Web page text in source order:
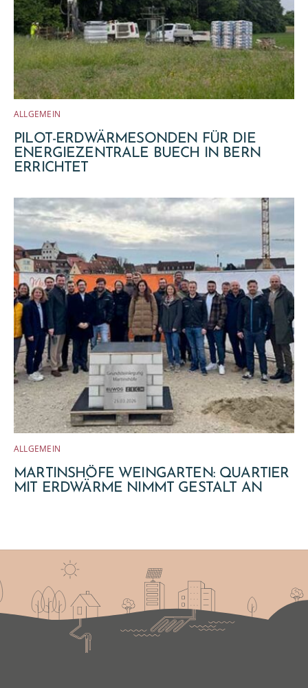
ALLGEMEIN
PILOT-ERDWÄRMESONDEN FÜR DIE
ENERGIEZENTRALE BUECH IN BERN
ERRICHTET
ALLGEMEIN
MARTINSHÖFE WEINGARTEN: QUARTIER
MIT ERDWÄRME NIMMT GESTALT AN